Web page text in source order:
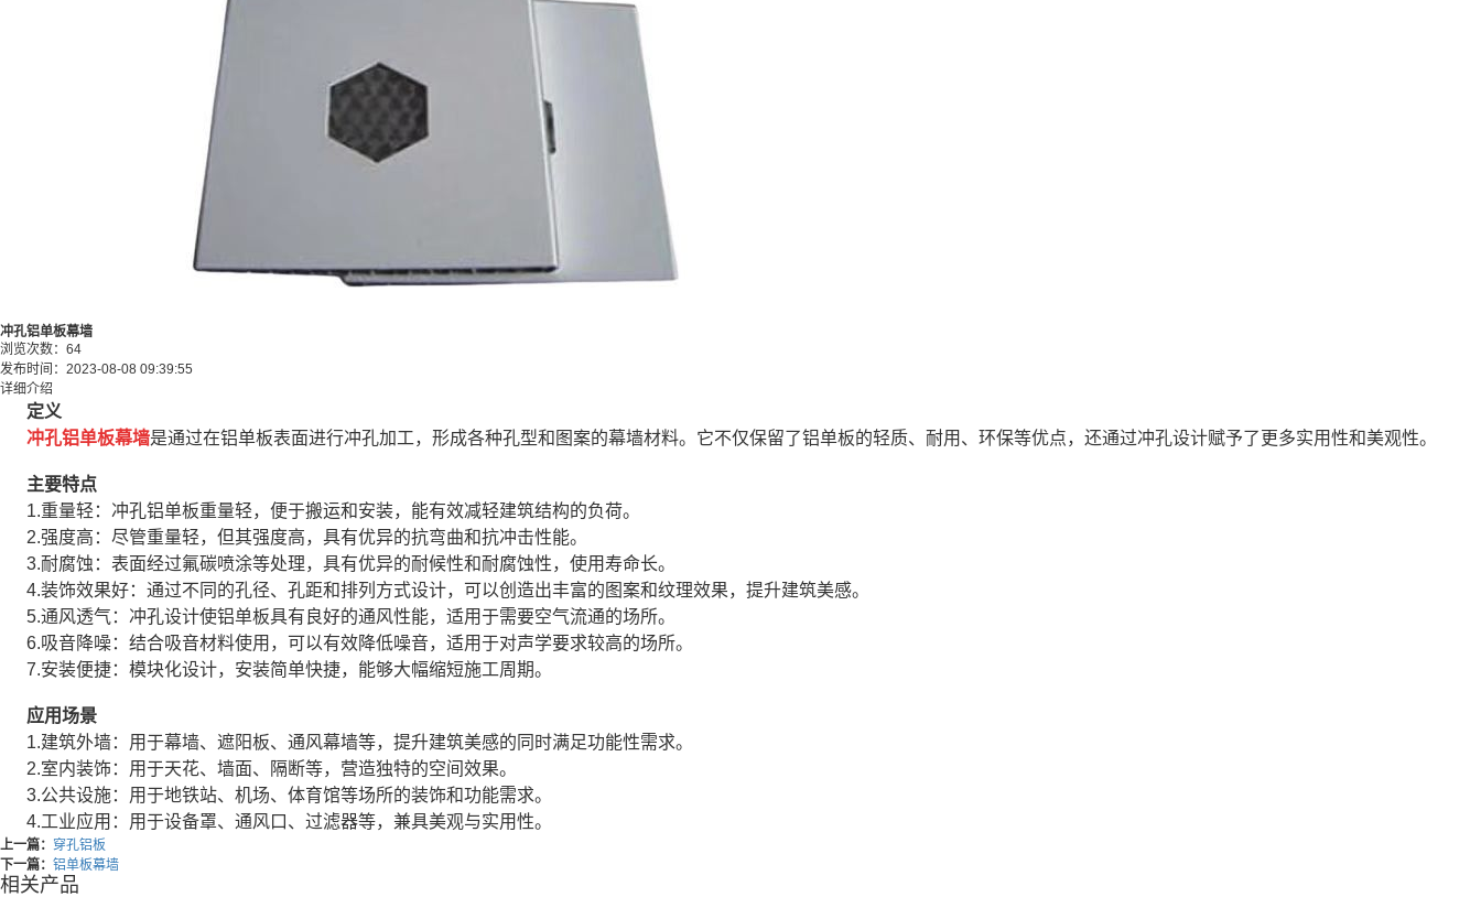
冲孔铝单板幕墙
浏览次数： 64
发布时间： 2023-08-08 09:39:55
详细介绍
定义
冲孔铝单板幕墙是通过在铝单板表面进行冲孔加工，形成各种孔型和图案的幕墙材料。它不仅保留了铝单板的轻质、耐用、环保等优点，还通过冲孔设计赋予了更多实用性和美观性。
主要特点
1.重量轻：冲孔铝单板重量轻，便于搬运和安装，能有效减轻建筑结构的负荷。
2.强度高：尽管重量轻，但其强度高，具有优异的抗弯曲和抗冲击性能。
3.耐腐蚀：表面经过氟碳喷涂等处理，具有优异的耐候性和耐腐蚀性，使用寿命长。
4.装饰效果好：通过不同的孔径、孔距和排列方式设计，可以创造出丰富的图案和纹理效果，提升建筑美感。
5.通风透气：冲孔设计使铝单板具有良好的通风性能，适用于需要空气流通的场所。
6.吸音降噪：结合吸音材料使用，可以有效降低噪音，适用于对声学要求较高的场所。
7.安装便捷：模块化设计，安装简单快捷，能够大幅缩短施工周期。
应用场景
1.建筑外墙：用于幕墙、遮阳板、通风幕墙等，提升建筑美感的同时满足功能性需求。
2.室内装饰：用于天花、墙面、隔断等，营造独特的空间效果。
3.公共设施：用于地铁站、机场、体育馆等场所的装饰和功能需求。
4.工业应用：用于设备罩、通风口、过滤器等，兼具美观与实用性。
上一篇： 穿孔铝板
下一篇： 铝单板幕墙
相关产品